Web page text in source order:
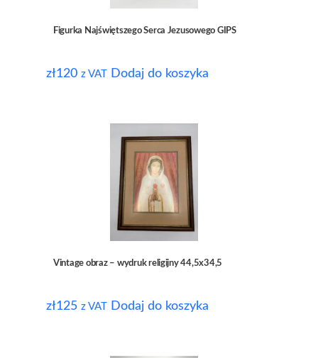
Figurka Najświętszego Serca Jezusowego GIPS
zł120 z VAT Dodaj do koszyka
Vintage obraz – wydruk religijny 44,5x34,5
zł125 z VAT Dodaj do koszyka